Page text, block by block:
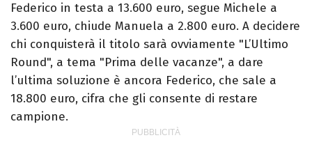
Federico in testa a 13.600 euro, segue Michele a
3.600 euro, chiude Manuela a 2.800 euro. A decidere
chi conquisterà il titolo sarà ovviamente "L’Ultimo
Round", a tema "Prima delle vacanze", a dare
l’ultima soluzione è ancora Federico, che sale a
18.800 euro, cifra che gli consente di restare
campione.